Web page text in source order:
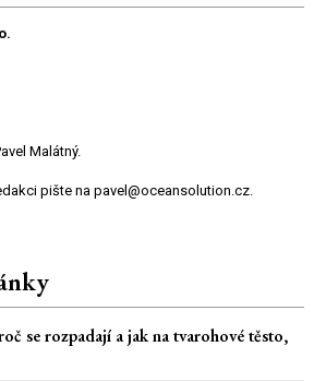
Malátný.
pište na pavel@oceansolution.cz.
se rozpadají a jak na tvarohové těsto,